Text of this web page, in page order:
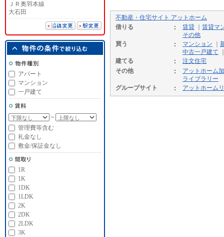
不動産・住宅サイト アットホーム
借りる
賃貸
賃貸マ
その他
買う
マンション
中古一戸建て
建てる
注文住宅
その他
アットホーム
ライブラリー
グループサイト
アットホーム
ＪＲ奥羽本線
大石田
アパート
マンション
一戸建て
～
管理費等含む
礼金なし
敷金/保証金なし
1R
1K
1DK
1LDK
2K
2DK
2LDK
3K